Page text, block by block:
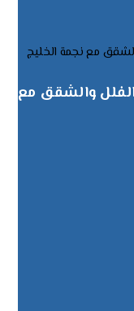
والشقق مع